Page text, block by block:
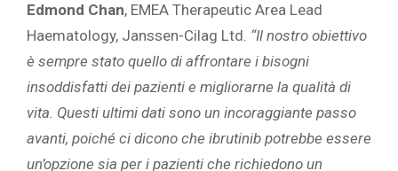
Edmond Chan, EMEA Therapeutic Area Lead
Haematology, Janssen-Cilag Ltd. “Il nostro obiettivo
è sempre stato quello di affrontare i bisogni
insoddisfatti dei pazienti e migliorarne la qualità di
vita. Questi ultimi dati sono un incoraggiante passo
avanti, poiché ci dicono che ibrutinib potrebbe essere
un’opzione sia per i pazienti che richiedono un